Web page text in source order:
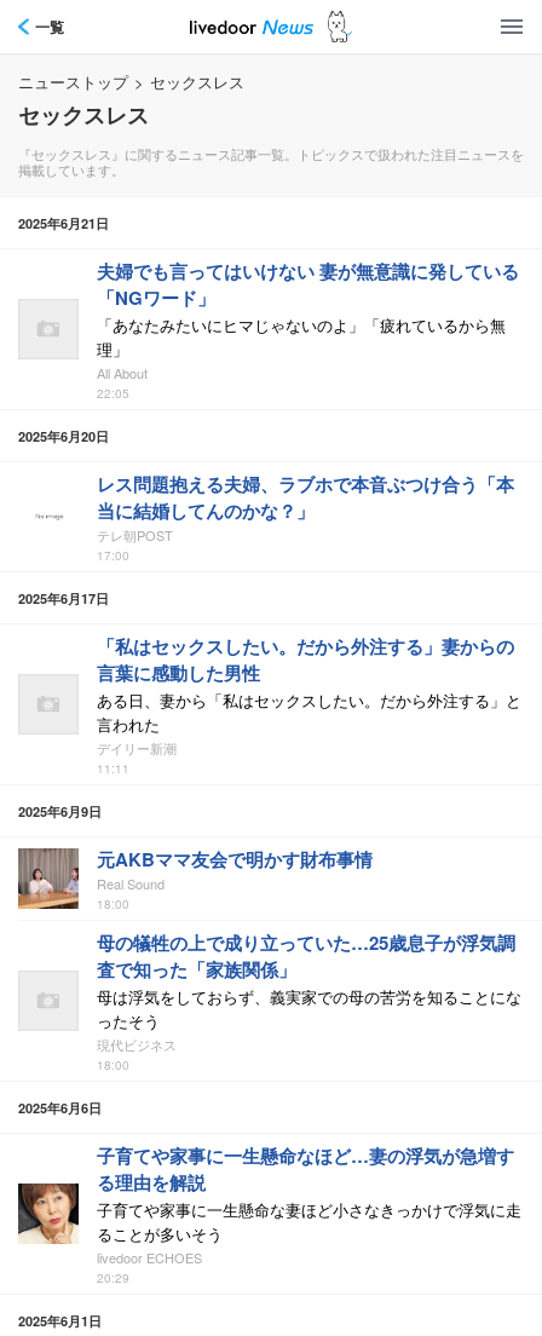
一覧
ニューストップ > セックスレス
セックスレス
『セックスレス』に関するニュース記事一覧。トピックスで扱われた注目ニュースを
掲載しています。
2025年6月21日
夫婦でも言ってはいけない 妻が無意識に発している
「NGワード」
「あなたみたいにヒマじゃないのよ」「疲れているから無
理」
All About
22:05
2025年6月20日
レス問題抱える夫婦、ラブホで本音ぶつけ合う「本
当に結婚してんのかな？」
テレ朝POST
17:00
2025年6月17日
「私はセックスしたい。だから外注する」妻からの
言葉に感動した男性
ある日、妻から「私はセックスしたい。だから外注する」と
言われた
デイリー新潮
11:11
2025年6月9日
元AKBママ友会で明かす財布事情
Real Sound
18:00
母の犠牲の上で成り立っていた…25歳息子が浮気調
査で知った「家族関係」
母は浮気をしておらず、義実家での母の苦労を知ることにな
ったそう
現代ビジネス
18:00
2025年6月6日
子育てや家事に一生懸命なほど…妻の浮気が急増す
る理由を解説
子育てや家事に一生懸命な妻ほど小さなきっかけで浮気に走
ることが多いそう
livedoor ECHOES
20:29
2025年6月1日